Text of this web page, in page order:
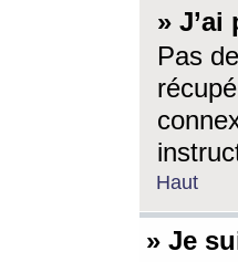
»
Pas
Haut
» Je